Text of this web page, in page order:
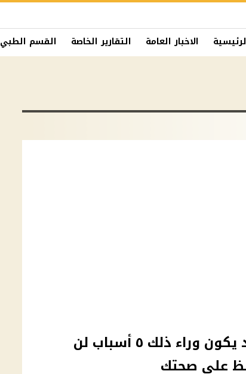
الاخبار العامة التقارير الخاصة القسم الطبي
بتحس بوجع فى صدرك قد يكون وراء ذلك ٥ أسباب لن
على صحتك